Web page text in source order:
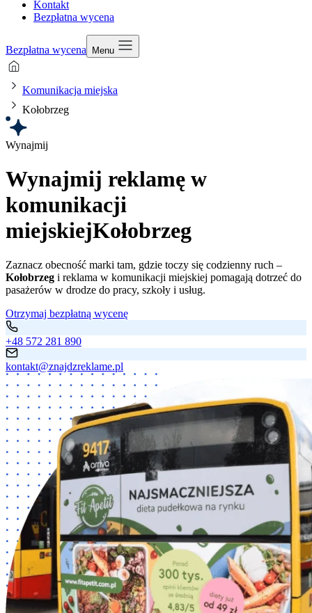
Kontakt
Bezpłatna wycena
Bezpłatna wycena Menu
Komunikacja miejska
Kołobrzeg
Wynajmij
Wynajmij reklamę w
komunikacji
miejskiejKołobrzeg
Zaznacz obecność marki tam, gdzie toczy się codzienny ruch –
Kołobrzeg i reklama w komunikacji miejskiej pomagają dotrzeć do
pasażerów w drodze do pracy, szkoły i usług.
Otrzymaj bezpłatną wycenę
+48 572 281 890
kontakt@znajdzreklame.pl